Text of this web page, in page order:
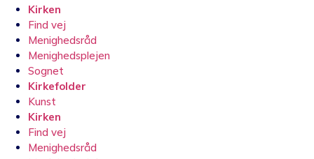
Kirken
Find vej
Menighedsråd
Menighedsplejen
Sognet
Kirkefolder
Kunst
Kirken
Find vej
Menighedsråd